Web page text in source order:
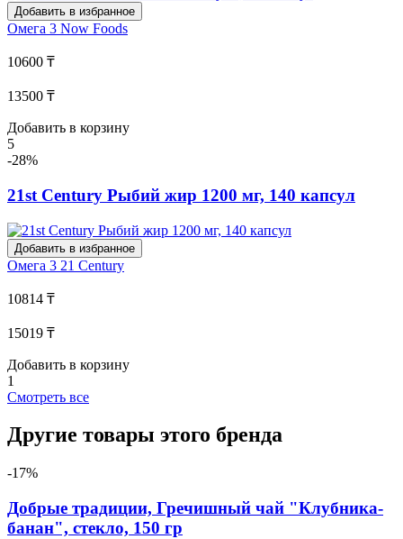
Добавить в избранное
Омега 3 Now Foods
10600 ₸
13500 ₸
Добавить в корзину
5
-28%
21st Century Рыбий жир 1200 мг, 140 капсул
Добавить в избранное
Омега 3 21 Century
10814 ₸
15019 ₸
Добавить в корзину
1
Смотреть все
Другие товары этого бренда
-17%
Добрые традиции, Гречишный чай "Клубника-
банан", стекло, 150 гр